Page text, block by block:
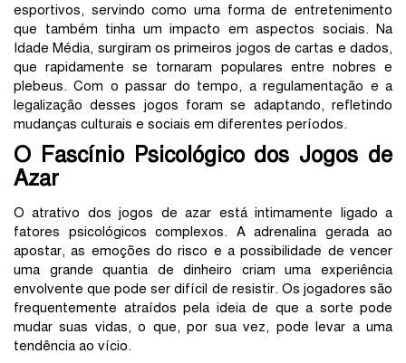
esportivos, servindo como uma forma de entretenimento
que também tinha um impacto em aspectos sociais. Na
Idade Média, surgiram os primeiros jogos de cartas e dados,
que rapidamente se tornaram populares entre nobres e
plebeus. Com o passar do tempo, a regulamentação e a
legalização desses jogos foram se adaptando, refletindo
mudanças culturais e sociais em diferentes períodos.
O Fascínio Psicológico dos Jogos de
Azar
O atrativo dos jogos de azar está intimamente ligado a
fatores psicológicos complexos. A adrenalina gerada ao
apostar, as emoções do risco e a possibilidade de vencer
uma grande quantia de dinheiro criam uma experiência
envolvente que pode ser difícil de resistir. Os jogadores são
frequentemente atraídos pela ideia de que a sorte pode
mudar suas vidas, o que, por sua vez, pode levar a uma
tendência ao vício.